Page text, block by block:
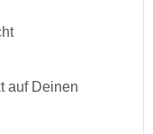
auf Deinen